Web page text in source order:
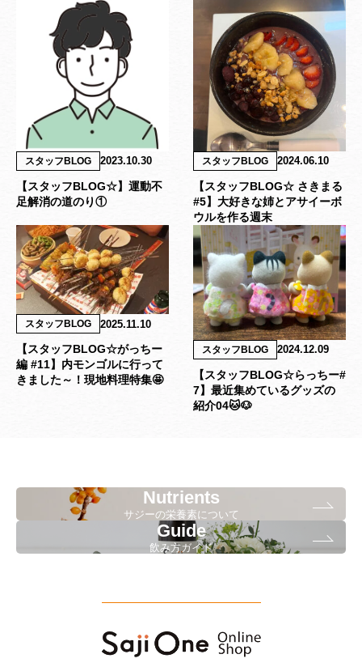
スタッフBLOG 2023.10.30
【スタッフBLOG☆】運動不
足解消の道のり①
スタッフBLOG 2024.06.10
【スタッフBLOG☆ さきまる
#5】大好きな姉とアサイーボ
ウルを作る週末
スタッフBLOG 2025.11.10
【スタッフBLOG☆がっちー
編 #11】内モンゴルに行って
きました～！現地料理特集🤩
スタッフBLOG 2024.12.09
【スタッフBLOG☆らっちー#
7】最近集めているグッズの
紹介04🐱🐶
Nutrients
サジーの栄養素について
Guide
飲み方ガイド